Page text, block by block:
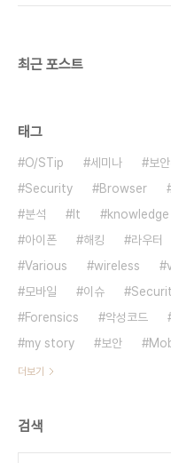
최근 포스트
태그
O/STip 세미나 보
Security
Browser
분석
It knowledge
아이폰
해킹 라우터
Various
wireless
모바일
이슈
Forensics
악성코드
my story
보안
더보기
검색